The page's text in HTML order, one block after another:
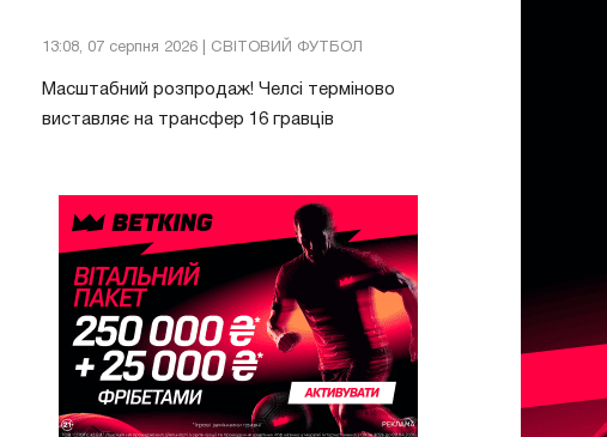
13:08, 07 серпня 2026 | СВІТОВИЙ ФУТБОЛ
Масштабний розпродаж! Челсі терміново
виставляє на трансфер 16 гравців